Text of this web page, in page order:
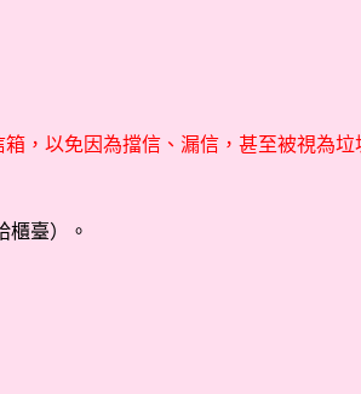
，以免因為擋信、漏信，甚至被視為
櫃臺）。